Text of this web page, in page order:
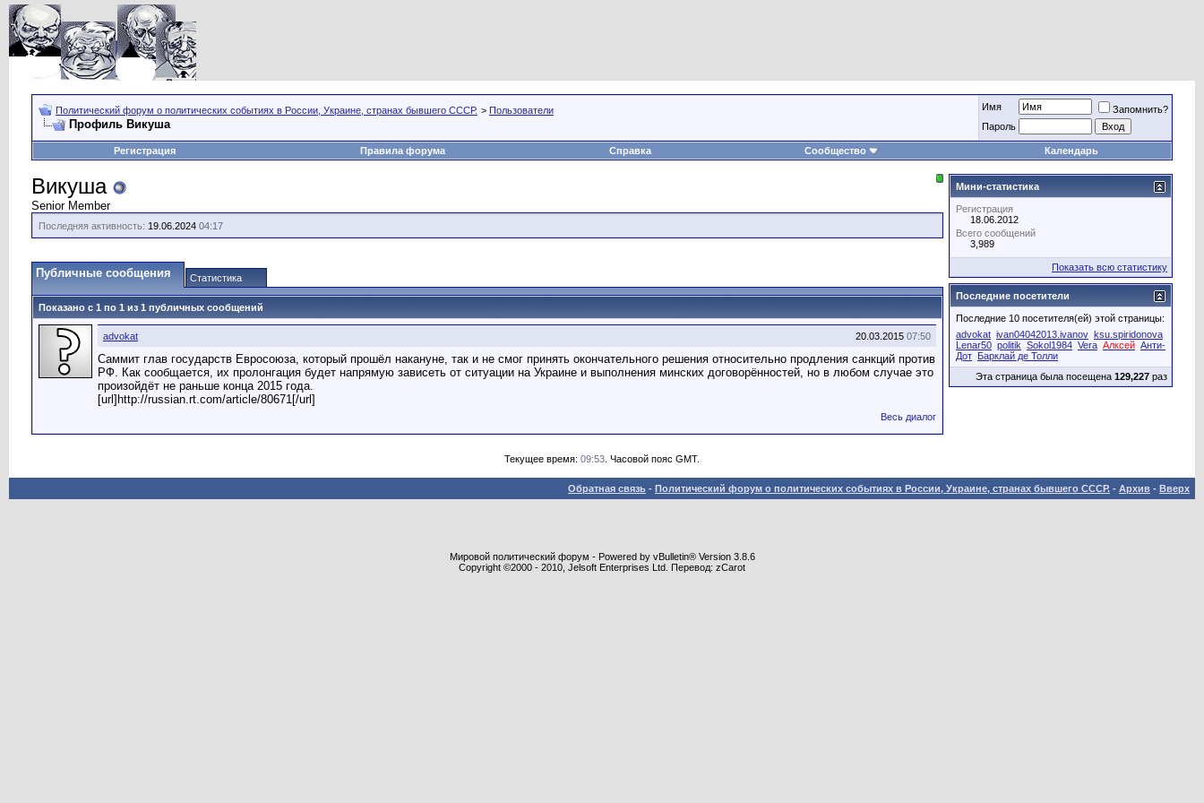
Политический форум о политических событиях в России, Украине, странах бывшего СССР. > Пользователи
Профиль Викуша
Имя
Запомнить?
Пароль
Регистрация Правила форума Справка Сообщество Календарь
Викуша
Senior Member
Последняя активность: 19.06.2024 04:17
Публичные сообщения Статистика
Показано с 1 по 1 из 1 публичных сообщений
20.03.2015 07:50
advokat
Саммит глав государств Евросоюза, который прошёл накануне, так и не смог принять окончательного решения относительно продления санкций против
РФ. Как сообщается, их пролонгация будет напрямую зависеть от ситуации на Украине и выполнения минских договорённостей, но в любом случае это
произойдёт не раньше конца 2015 года.
[url]http://russian.rt.com/article/80671[/url]
Весь диалог
Мини-статистика
Регистрация
18.06.2012
Всего сообщений
3,989
Показать всю статистику
Последние посетители
Последние 10 посетителя(ей) этой страницы:
advokat ivan04042013.ivanov ksu.spiridonova
Lenar50 politik Sokol1984 Vera Алксей Анти-
Дот Барклай де Толли
Эта страница была посещена 129,227 раз
Текущее время: 09:53 . Часовой пояс GMT.
Обратная связь - Политический форум о политических событиях в России, Украине, странах бывшего СССР. - Архив - Вверх
Мировой политический форум - Powered by vBulletin® Version 3.8.6
Copyright ©2000 - 2010, Jelsoft Enterprises Ltd. Перевод: zCarot